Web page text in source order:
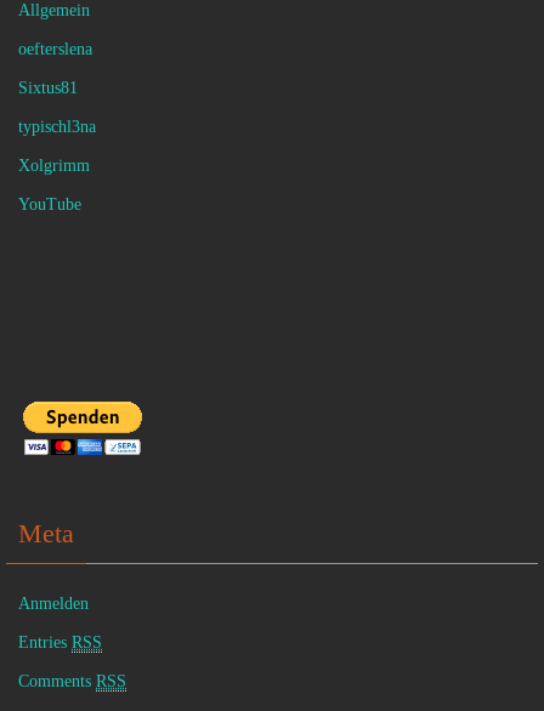
Allgemein
oefterslena
Sixtus81
typischl3na
Xolgrimm
YouTube
Meta
Anmelden
Entries RSS
Comments RSS